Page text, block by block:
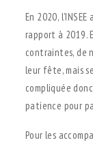
En 2020,
rapport à 2019.
contraintes, de
leur fête, mais
compliquée
patience pour
Pour les